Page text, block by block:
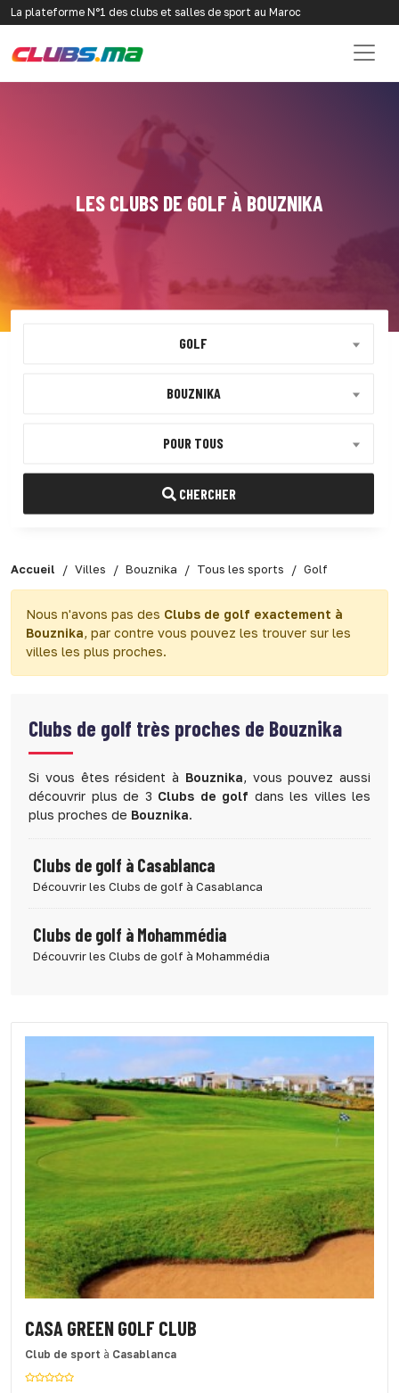
La plateforme N°1 des clubs et salles de sport au Maroc
LES CLUBS DE GOLF À BOUZNIKA
GOLF
BOUZNIKA
POUR TOUS
CHERCHER
Accueil Villes Bouznika Tous les sports Golf
Nous n'avons pas des Clubs de golf exactement à
Bouznika, par contre vous pouvez les trouver sur les
villes les plus proches.
Clubs de golf très proches de Bouznika
Si vous êtes résident à Bouznika, vous pouvez aussi
découvrir plus de 3 Clubs de golf dans les villes les
plus proches de Bouznika.
Clubs de golf à Casablanca
Découvrir les Clubs de golf à Casablanca
Clubs de golf à Mohammédia
Découvrir les Clubs de golf à Mohammédia
CASA GREEN GOLF CLUB
Club de sport à Casablanca